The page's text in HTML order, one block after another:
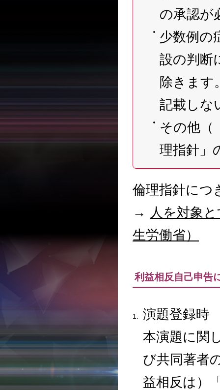
の承認が
少数例の
設の判断
除きます
記載しな
その他（
理指針」
倫理指針につ
→ 人を対象
生労働省）
利益相反自己申告
演題登録時
本演題に関
び共同著者
益相反は）